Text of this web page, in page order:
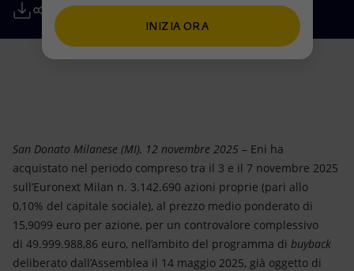
Net Zero
Modello satellitare
Scenari energetici
Collaborazioni per l'innovazione
Attività nel mondo
Mobilità
San Donato Milanese (MI), 12 novembre 2025 – Eni ha
acquistato nel periodo compreso tra il 3 e il 7 novembre 2025
sull’Euronext Milan n. 3.142.690 azioni proprie (pari allo
0,10% del capitale sociale), al prezzo medio ponderato di
15,9099 euro per azione, per un controvalore complessivo
di 49.999.988,86 euro, nell’ambito del programma di buyback
deliberato dall’Assemblea il 14 maggio 2025, già oggetto di
INIZIA ORA